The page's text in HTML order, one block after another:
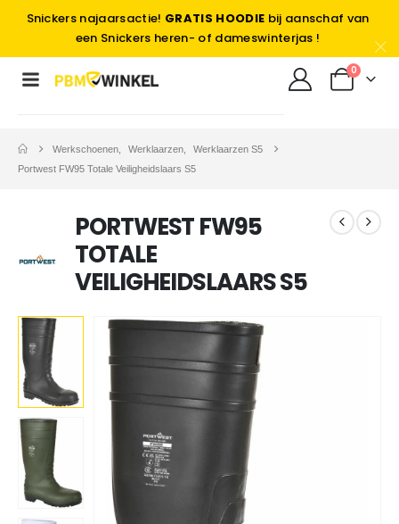
Snickers najaarsactie! GRATIS HOODIE bij aanschaf van
een Snickers heren- of dameswinterjas !
0
Werkschoenen Werklaarzen
Werklaarzen S5
Portwest FW95 Totale Veiligheidslaars S5
PORTWEST FW95
TOTALE
VEILIGHEIDSLAARS S5